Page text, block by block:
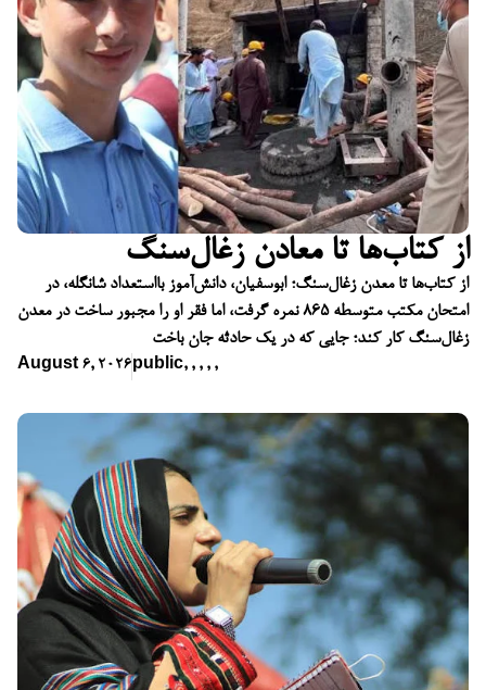
از کتاب‌ها تا معادن زغال‌سنگ
از کتاب‌ها تا معدن زغال‌سنگ؛ ابوسفیان، دانش‌آموز بااستعداد شانگله، در
امتحان مکتب متوسطه ۸۶۵ نمره گرفت، اما فقر او را مجبور ساخت در معدن
زغال‌سنگ کار کند؛ جایی که در یک حادثه جان باخت
August 6, 2026 public, , , , ,